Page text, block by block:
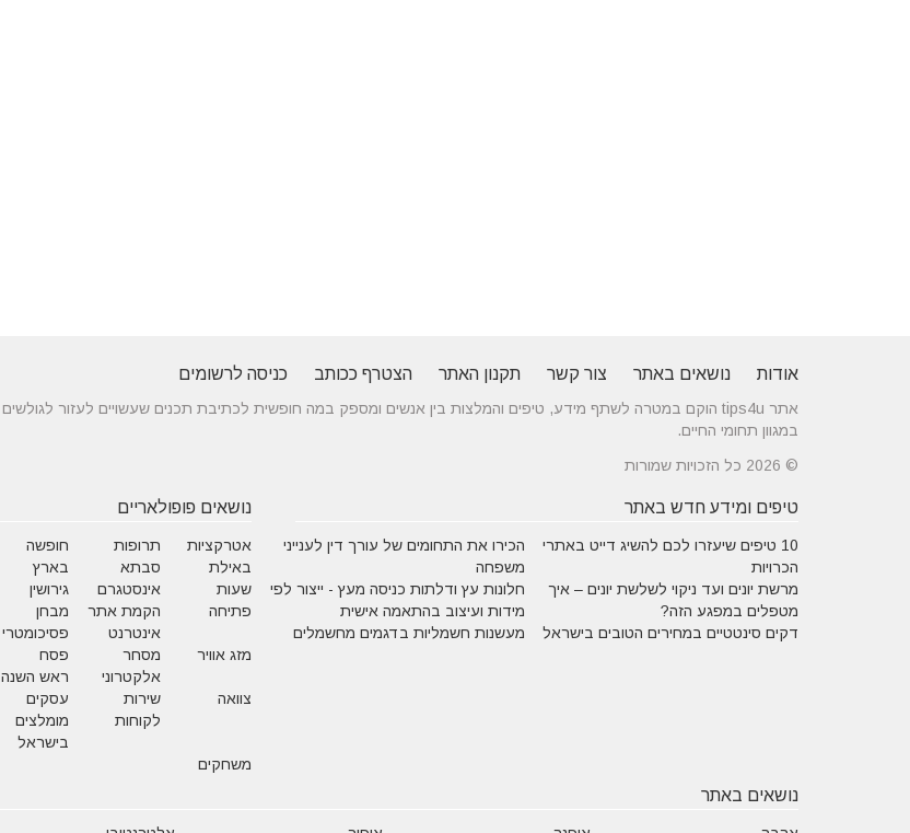
אודות נושאים באתר צור קשר תקנון האתר הצטרף ככותב כניסה לרשומים
אתר tips4u הוקם במטרה לשתף מידע, טיפים והמלצות בין אנשים ומספק במה חופשית לכתיבת תכנים שעשויים לעזור לגולשים
במגוון תחומי החיים.
© 2026 כל הזכויות שמורות
טיפים ומידע חדש באתר
10 טיפים שיעזרו לכם להשיג דייט באתרי
הכרויות
הכירו את התחומים של עורך דין לענייני
משפחה
מרשת יונים ועד ניקוי לשלשת יונים – איך
מטפלים במפגע הזה?
חלונות עץ ודלתות כניסה מעץ - ייצור לפי
מידות ועיצוב בהתאמה אישית
דקים סינטטיים במחירים הטובים בישראל
מעשנות חשמליות בדגמים מחשמלים
נושאים פופולאריים
אטרקציות
באילת
תרופות
סבתא
חופשה
בארץ
שעות
פתיחה
אינסטגרם
גירושין
הקמת אתר
אינטרנט
מבחן
פסיכומטרי
מזג אוויר
מסחר
אלקטרוני
פסח
ראש השנה
צוואה
שירות
לקוחות
עסקים
מומלצים
בישראל
משחקים
נושאים באתר